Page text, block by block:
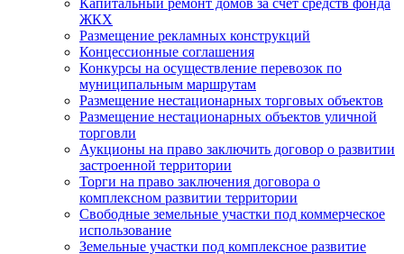
Капитальный ремонт домов за счет средств фонда
ЖКХ
Размещение рекламных конструкций
Концессионные соглашения
Конкурсы на осуществление перевозок по
муниципальным маршрутам
Размещение нестационарных торговых объектов
Размещение нестационарных объектов уличной
торговли
Аукционы на право заключить договор о развитии
застроенной территории
Торги на право заключения договора о
комплексном развитии территории
Свободные земельные участки под коммерческое
использование
Земельные участки под комплексное развитие